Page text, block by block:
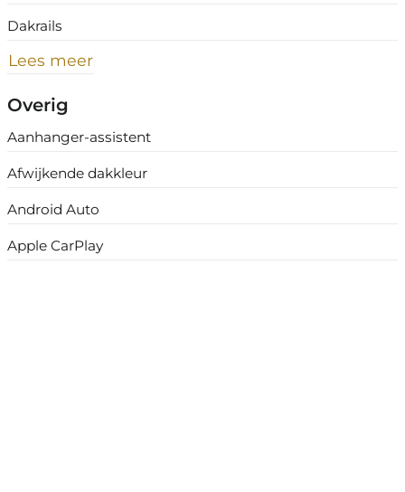
Dakrails
Lees meer
Overig
Aanhanger-assistent
Afwijkende dakkleur
Android Auto
Apple CarPlay